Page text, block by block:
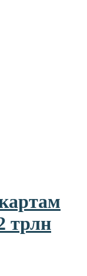
трлн